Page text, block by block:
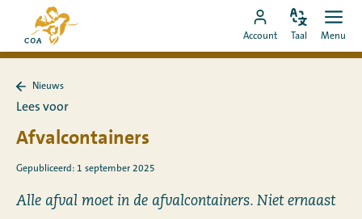
naar
content
Naar
de
startpagina
MyCOA
Ga
naar
Account
Pas
taal
Taal Menu
naar
Nieuws
Lees voor
Afvalcontainers
Gepubliceerd: 1 september 2025
Alle afval moet in de afvalcontainers. Niet ernaast